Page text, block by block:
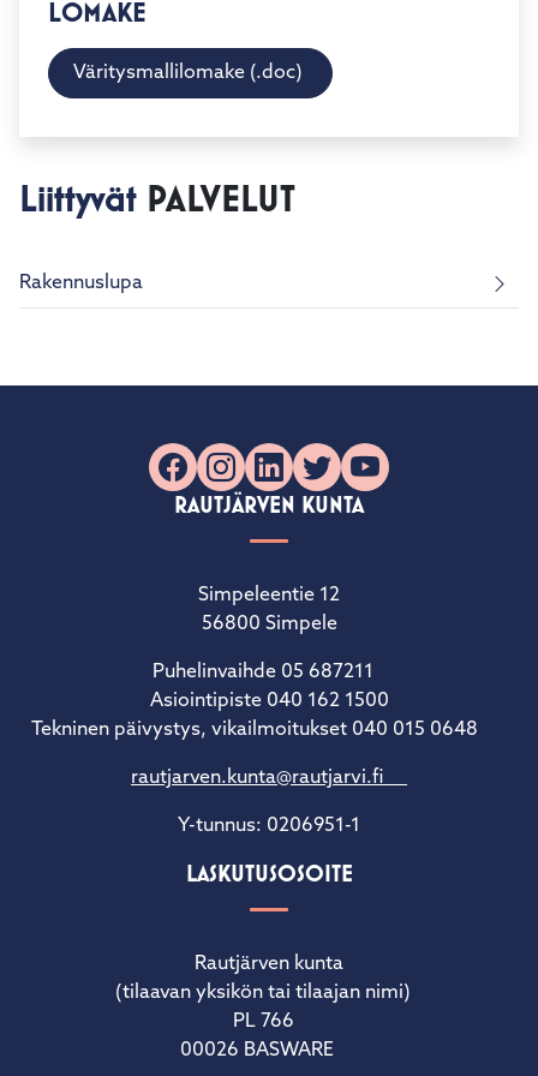
LOMAKE
Väritysmallilomake (.doc)
Liittyvät PALVELUT
Rakennuslupa
Facebook
Instagram
LinkedIn
X YouTube
RAUTJÄRVEN KUNTA
Simpeleentie 12
56800 Simpele
Puhelinvaihde 05 687211
Asiointipiste 040 162 1500
Tekninen päivystys, vikailmoitukset 040 015 0648
rautjarven.kunta@rautjarvi.fi
Y-tunnus: 0206951-1
LASKUTUSOSOITE
Rautjärven kunta
(tilaavan yksikön tai tilaajan nimi)
PL 766
00026 BASWARE